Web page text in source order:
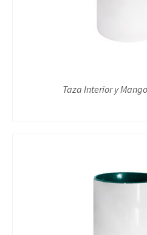
Taza Interior y